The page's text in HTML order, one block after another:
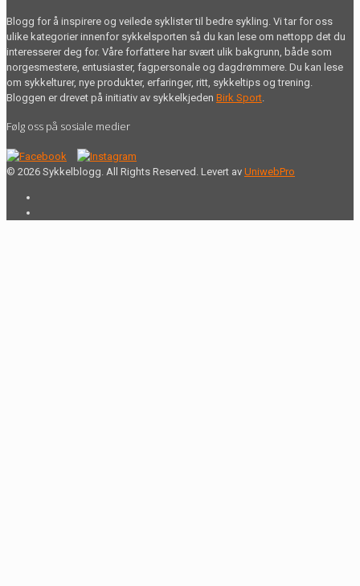
Blogg for å inspirere og veilede syklister til bedre sykling. Vi tar for oss
ulike kategorier innenfor sykkelsporten så du kan lese om nettopp det du
interesserer deg for. Våre forfattere har svært ulik bakgrunn, både som
norgesmestere, entusiaster, fagpersonale og dagdrømmere. Du kan lese
om sykkelturer, nye produkter, erfaringer, ritt, sykkeltips og trening.
Bloggen er drevet på initiativ av sykkelkjeden Birk Sport.
Følg oss på sosiale medier
© 2026 Sykkelblogg. All Rights Reserved. Levert av UniwebPro